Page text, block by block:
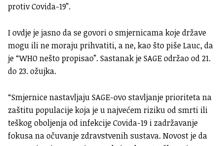
protiv Covida-19”.
I ovdje je jasno da se govori o smjernicama koje države
mogu ili ne moraju prihvatiti, a ne, kao što piše Lauc, da
je “WHO nešto propisao”. Sastanak je SAGE održao od 21.
do 23. ožujka.
“Smjernice nastavljaju SAGE-ovo stavljanje prioriteta na
zaštitu populacije koja je u najvećem riziku od smrti ili
teškog oboljenja od infekcije Covida-19 i zadržavanje
fokusa na očuvanje zdravstvenih sustava. Novost je da